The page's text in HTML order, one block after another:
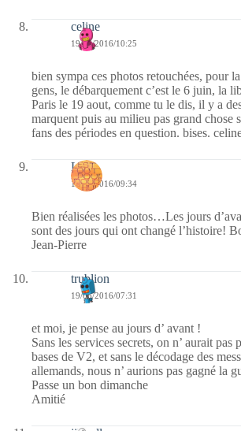
celine
19/06/2016/10:25
bien sympa ces photos retouchées, pour
gens, le débarquement c’est le 6 juin, la
Paris le 19 aout, comme tu le dis, il y a
marquent puis au milieu pas grand chose
fans des périodes en question. bises.
Laret
19/06/2016/09:34
Bien réalisées les photos…Les jours
sont des jours qui ont changé l’histoire!
Jean-Pierre
trublion
19/06/2016/07:31
et moi, je pense au jours d’ avant !
Sans les services secrets, on n’ aurait pas
bases de V2, et sans le décodage des
allemands, nous n’ aurions pas gagné la
Passe un bon dimanche
Amitié